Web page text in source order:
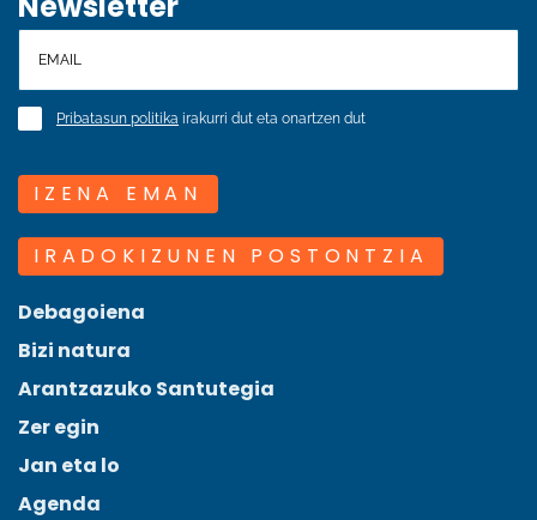
Pribatasun politika irakurri dut eta onartzen dut
IZENA EMAN
IRADOKIZUNEN POSTONTZIA
Debagoiena
Bizi natura
Arantzazuko Santutegia
Zer egin
Jan eta lo
Agenda